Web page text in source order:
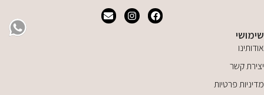
שימושי
אודותינו
יצירת קשר
מדיניות פרטיות